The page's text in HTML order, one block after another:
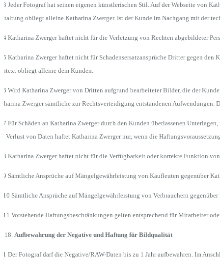
Jeder Fotograf hat seinen eigenen künstlerischen Stil. Auf der Webseite von
obliegt alleine Katharina Zwerger. Ist der Kunde im Nachgang mit der
Katharina Zwerger haftet nicht für die Verletzung von Rechten abgebildeter
Katharina Zwerger haftet nicht für Schadensersatzansprüche Dritter gegen
obliegt alleine dem Kunden.
Wird Katharina Zwerger von Dritten aufgrund bearbeiteter Bilder, die der
Zwerger sämtliche zur Rechtsverteidigung entstandenen
Für Schäden an Katharina Zwerger durch den Kunden überlassenen
Verlust von Daten haftet Katharina Zwerger nur, wenn die
Katharina Zwerger haftet nicht für die Verfügbarkeit oder korrekte Funktion
Sämtliche Ansprüche auf Mängelgewährleistung von Kaufleuten gegenüber
Sämtliche Ansprüche auf Mängelgewährleistung von Verbrauchern
Vorstehende Haftungsbeschränkungen gelten entsprechend für Mitarbeiter
Aufbewahrung der Negative und Haftung für Bildqualität
Der Fotograf darf die Negative/RAW-Daten bis zu 1 Jahr aufbewahren. Im